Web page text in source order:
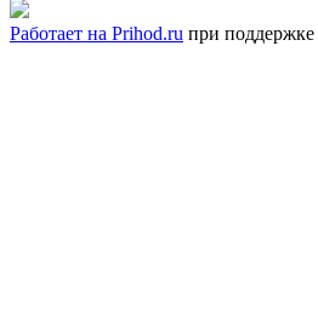
Работает на Prihod.ru при поддержке